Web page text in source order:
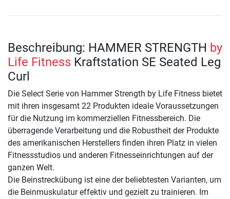
Beschreibung: HAMMER STRENGTH by
Life Fitness Kraftstation SE Seated Leg
Curl
Die Select Serie von Hammer Strength by Life Fitness bietet
mit ihren insgesamt 22 Produkten ideale Voraussetzungen
für die Nutzung im kommerziellen Fitnessbereich. Die
überragende Verarbeitung und die Robustheit der Produkte
des amerikanischen Herstellers finden ihren Platz in vielen
Fitnessstudios und anderen Fitnesseinrichtungen auf der
ganzen Welt.
Die Beinstreckübung ist eine der beliebtesten Varianten, um
die Beinmuskulatur effektiv und gezielt zu trainieren. Im